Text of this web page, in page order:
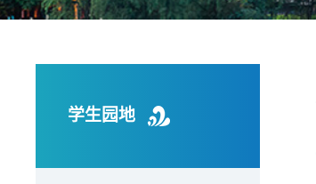
学生园地